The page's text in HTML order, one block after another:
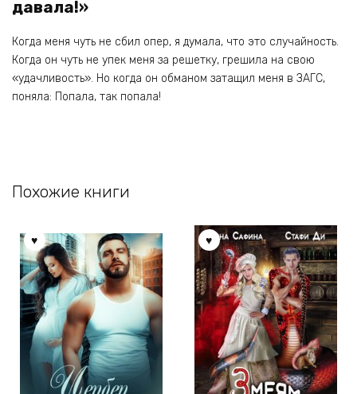
давала!»
Когда меня чуть не сбил опер, я думала, что это случайность.
Когда он чуть не упек меня за решетку, грешила на свою
«удачливость». Но когда он обманом затащил меня в ЗАГС,
поняла: Попала, так попала!
Похожие книги